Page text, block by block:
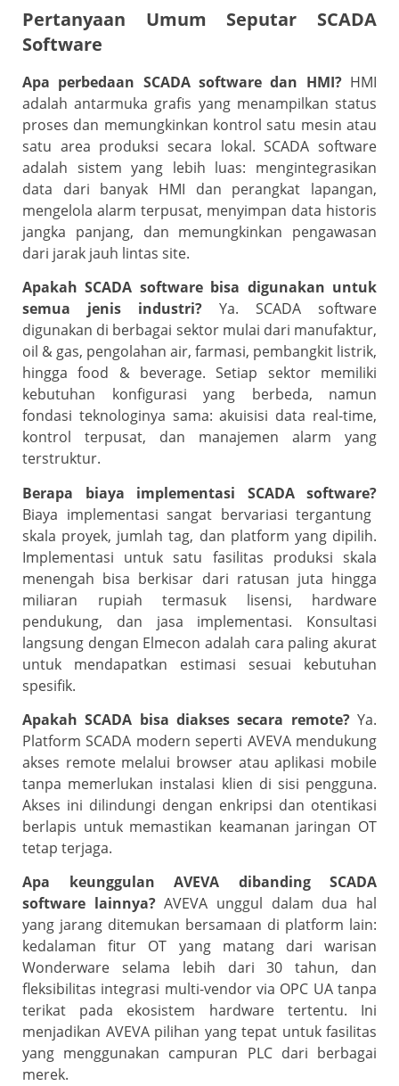
Pertanyaan Umum Seputar SCADA
Software
Apa perbedaan SCADA software dan HMI?HMI
adalah antarmuka grafis yang menampilkan status
proses dan memungkinkan kontrol satu mesin atau
satu area produksi secara lokal. SCADA software
adalah sistem yang lebih luas: mengintegrasikan
data dari banyak HMI dan perangkat lapangan,
mengelola alarm terpusat, menyimpan data historis
jangka panjang, dan memungkinkan pengawasan
dari jarak jauh lintas site.
Apakah SCADA software bisa digunakan untuk
semua jenis industri? Ya. SCADA software
digunakan di berbagai sektor mulai dari manufaktur,
oil & gas, pengolahan air, farmasi, pembangkit listrik,
hingga food & beverage. Setiap sektor memiliki
kebutuhan konfigurasi yang berbeda, namun
fondasi teknologinya sama: akuisisi data real-time,
kontrol terpusat, dan manajemen alarm yang
terstruktur.
Berapa biaya implementasi SCADA software?
Biaya implementasi sangat bervariasi tergantung
skala proyek, jumlah tag, dan platform yang dipilih.
Implementasi untuk satu fasilitas produksi skala
menengah bisa berkisar dari ratusan juta hingga
miliaran rupiah termasuk lisensi, hardware
pendukung, dan jasa implementasi. Konsultasi
langsung dengan Elmecon adalah cara paling akurat
untuk mendapatkan estimasi sesuai kebutuhan
spesifik.
Apakah SCADA bisa diakses secara remote?Ya.
Platform SCADA modern seperti AVEVA mendukung
akses remote melalui browser atau aplikasi mobile
tanpa memerlukan instalasi klien di sisi pengguna.
Akses ini dilindungi dengan enkripsi dan otentikasi
berlapis untuk memastikan keamanan jaringan OT
tetap terjaga.
Apa keunggulan AVEVA dibanding SCADA
software lainnya?AVEVA unggul dalam dua hal
yang jarang ditemukan bersamaan di platform lain:
kedalaman fitur OT yang matang dari warisan
Wonderware selama lebih dari 30 tahun, dan
fleksibilitas integrasi multi-vendor via OPC UA tanpa
terikat pada ekosistem hardware tertentu. Ini
menjadikan AVEVA pilihan yang tepat untuk fasilitas
yang menggunakan campuran PLC dari berbagai
merek.